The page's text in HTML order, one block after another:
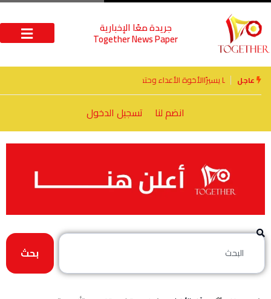
جريدة معًا الإخبارية
Together News Paper
عاجل الأخوة الأعداء وحتمًا لابد من لقاء
انضم لنا تسجيل الدخول
بحث